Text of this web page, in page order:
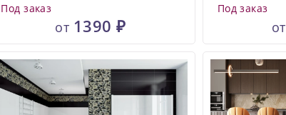
Под заказ
от 1390 ₽
Под заказ
от